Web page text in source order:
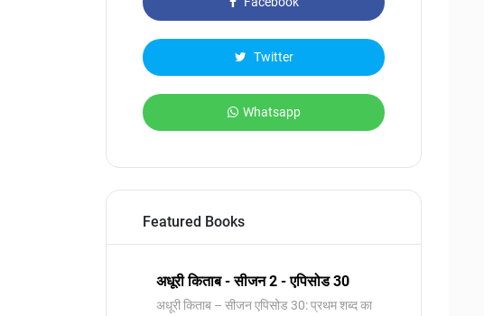
Twitter
Whatsapp
Featured Books
अधूरी किताब - सीजन 2 - एपिसोड 30
अधूरी किताब – सीजन एपिसोड 30: प्रथम शब्द का